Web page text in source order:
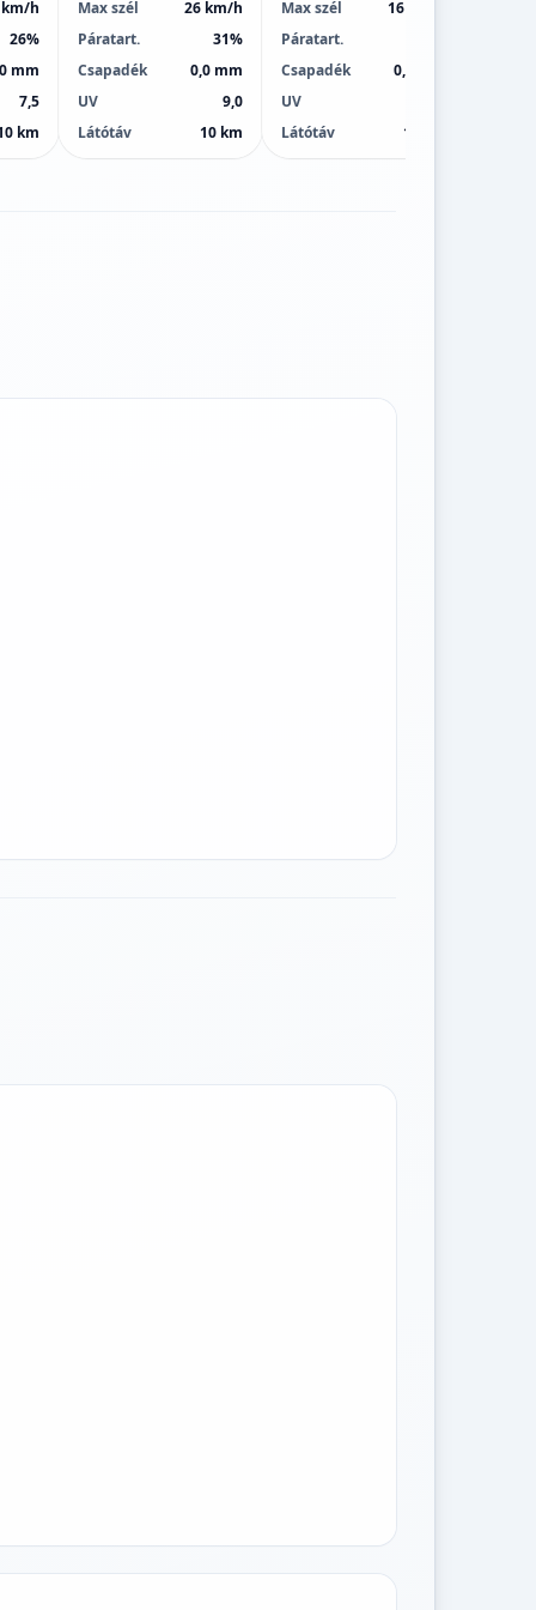
km/h
26%
mm
7,5
km
Max szél
26 km/h
Páratart.
31%
Csapadék
0,0 mm
UV
9,0
Látótáv
10 km
Max szél
16 km/h
Páratart.
Csapadék
0,0 mm
UV
Látótáv
10 km